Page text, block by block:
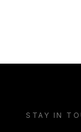
STAY IN